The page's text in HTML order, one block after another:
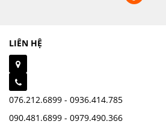
LIÊN HỆ
076.212.6899 - 0936.414.785
090.481.6899 - 0979.490.366